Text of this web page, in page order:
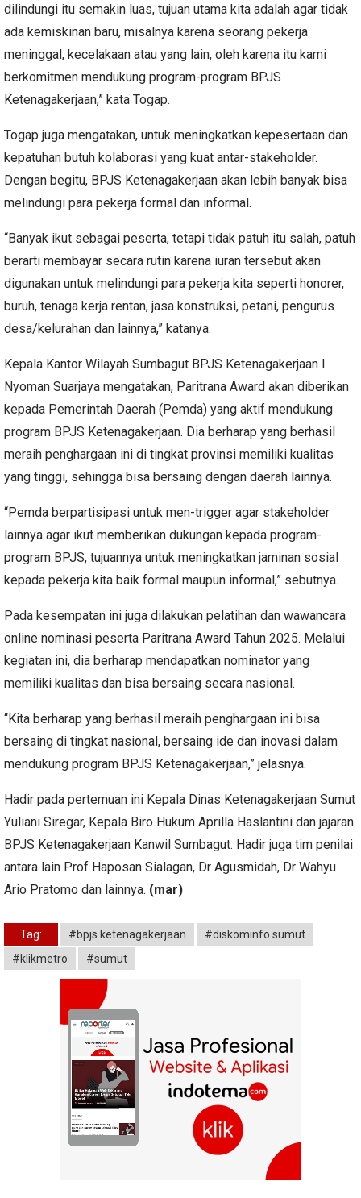
dilindungi itu semakin luas, tujuan utama kita adalah agar tidak
ada kemiskinan baru, misalnya karena seorang pekerja
meninggal, kecelakaan atau yang lain, oleh karena itu kami
berkomitmen mendukung program-program BPJS
Ketenagakerjaan,” kata Togap.
Togap juga mengatakan, untuk meningkatkan kepesertaan dan
kepatuhan butuh kolaborasi yang kuat antar-stakeholder.
Dengan begitu, BPJS Ketenagakerjaan akan lebih banyak bisa
melindungi para pekerja formal dan informal.
“Banyak ikut sebagai peserta, tetapi tidak patuh itu salah, patuh
berarti membayar secara rutin karena iuran tersebut akan
digunakan untuk melindungi para pekerja kita seperti honorer,
buruh, tenaga kerja rentan, jasa konstruksi, petani, pengurus
desa/kelurahan dan lainnya,” katanya.
Kepala Kantor Wilayah Sumbagut BPJS Ketenagakerjaan I
Nyoman Suarjaya mengatakan, Paritrana Award akan diberikan
kepada Pemerintah Daerah (Pemda) yang aktif mendukung
program BPJS Ketenagakerjaan. Dia berharap yang berhasil
meraih penghargaan ini di tingkat provinsi memiliki kualitas
yang tinggi, sehingga bisa bersaing dengan daerah lainnya.
“Pemda berpartisipasi untuk men-trigger agar stakeholder
lainnya agar ikut memberikan dukungan kepada program-
program BPJS, tujuannya untuk meningkatkan jaminan sosial
kepada pekerja kita baik formal maupun informal,” sebutnya.
Pada kesempatan ini juga dilakukan pelatihan dan wawancara
online nominasi peserta Paritrana Award Tahun 2025. Melalui
kegiatan ini, dia berharap mendapatkan nominator yang
memiliki kualitas dan bisa bersaing secara nasional.
“Kita berharap yang berhasil meraih penghargaan ini bisa
bersaing di tingkat nasional, bersaing ide dan inovasi dalam
mendukung program BPJS Ketenagakerjaan,” jelasnya.
Hadir pada pertemuan ini Kepala Dinas Ketenagakerjaan Sumut
Yuliani Siregar, Kepala Biro Hukum Aprilla Haslantini dan jajaran
BPJS Ketenagakerjaan Kanwil Sumbagut. Hadir juga tim penilai
antara lain Prof Haposan Sialagan, Dr Agusmidah, Dr Wahyu
Ario Pratomo dan lainnya. (mar)
Tag: #bpjs ketenagakerjaan
#diskominfo sumut
#klikmetro
#sumut